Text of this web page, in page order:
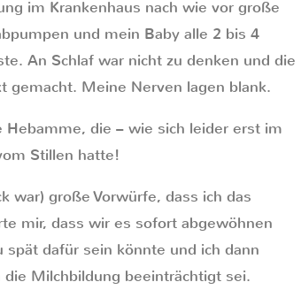
im Krankenhaus nach wie vor große
und mein Baby alle 2 bis 4
An Schlaf war nicht zu denken und die
gemacht. Meine Nerven lagen blank.
die – wie sich leider erst im
Stillen hatte!
war) große Vorwürfe, dass ich das
mir, dass wir es sofort abgewöhnen
spät dafür sein könnte und ich dann
Milchbildung beeinträchtigt sei.